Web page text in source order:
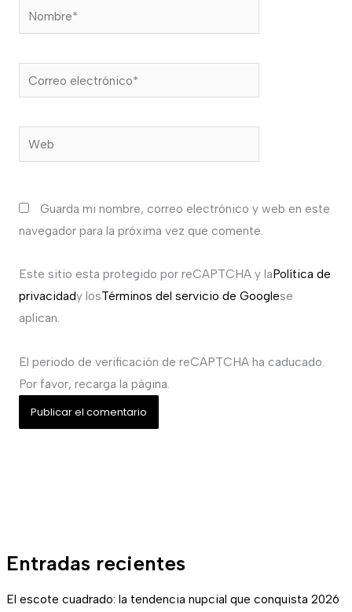
Entradas recientes
El escote cuadrado: la tendencia nupcial que conquista 2026
Nombre*
Correo
electrónico*
Web
Guarda mi nombre, correo electrónico y web en este
navegador para la próxima vez que comente.
Este sitio esta protegido por reCAPTCHA y laPolítica de
privacidady losTérminos del servicio de Googlese
aplican.
El periodo de verificación de reCAPTCHA ha caducado.
Por favor, recarga la página.